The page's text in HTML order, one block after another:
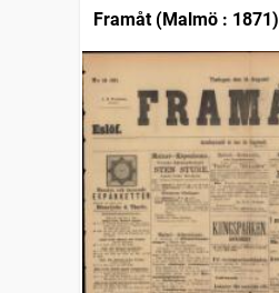
Framåt (Malmö : 1871)